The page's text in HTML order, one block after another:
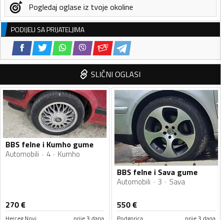
Pogledaj oglase iz tvoje okoline
PODIJELI SA PRIJATELJIMA
SLIČNI OGLASI
BBS felne i Kumho gume
Automobili 4 Kumho
270€
Herceg Novi prije 3 dana
BBS felne i Sava gume
Automobili 3 Sava
550€
Podgorica prije 3 dana